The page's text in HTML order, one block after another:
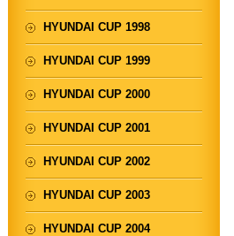
HYUNDAI CUP 1998
HYUNDAI CUP 1999
HYUNDAI CUP 2000
HYUNDAI CUP 2001
HYUNDAI CUP 2002
HYUNDAI CUP 2003
HYUNDAI CUP 2004